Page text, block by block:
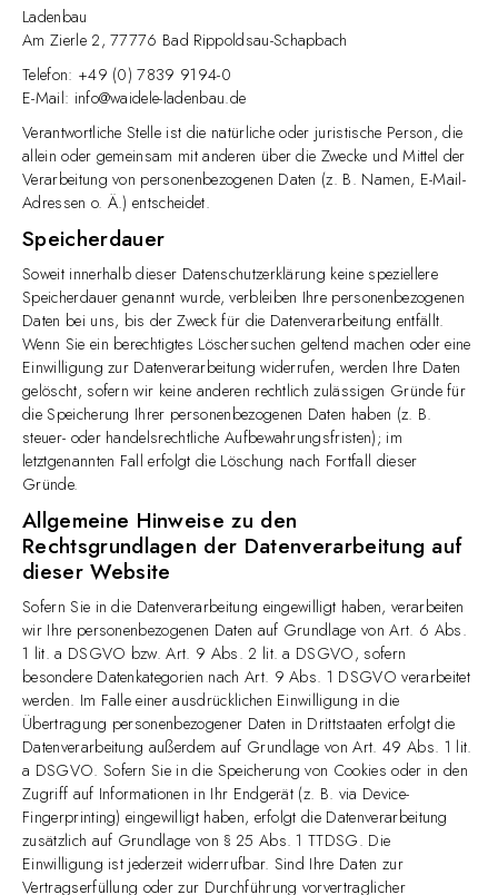
Ladenbau
Am Zierle 2, 77776 Bad Rippoldsau-Schapbach
Telefon: +49 (0) 7839 9194-0
E-Mail: info@waidele-ladenbau.de
Verantwortliche Stelle ist die natürliche oder juristische Person, die
allein oder gemeinsam mit anderen über die Zwecke und Mittel der
Verarbeitung von personenbezogenen Daten (z. B. Namen, E-Mail-
Adressen o. Ä.) entscheidet.
Speicherdauer
Soweit innerhalb dieser Datenschutzerklärung keine speziellere
Speicherdauer genannt wurde, verbleiben Ihre personenbezogenen
Daten bei uns, bis der Zweck für die Datenverarbeitung entfällt.
Wenn Sie ein berechtigtes Löschersuchen geltend machen oder eine
Einwilligung zur Datenverarbeitung widerrufen, werden Ihre Daten
gelöscht, sofern wir keine anderen rechtlich zulässigen Gründe für
die Speicherung Ihrer personenbezogenen Daten haben (z. B.
steuer- oder handelsrechtliche Aufbewahrungsfristen); im
letztgenannten Fall erfolgt die Löschung nach Fortfall dieser
Gründe.
Allgemeine Hinweise zu den
Rechtsgrundlagen der Datenverarbeitung auf
dieser Website
Sofern Sie in die Datenverarbeitung eingewilligt haben, verarbeiten
wir Ihre personenbezogenen Daten auf Grundlage von Art. 6 Abs.
1 lit. a DSGVO bzw. Art. 9 Abs. 2 lit. a DSGVO, sofern
besondere Datenkategorien nach Art. 9 Abs. 1 DSGVO verarbeitet
werden. Im Falle einer ausdrücklichen Einwilligung in die
Übertragung personenbezogener Daten in Drittstaaten erfolgt die
Datenverarbeitung außerdem auf Grundlage von Art. 49 Abs. 1 lit.
a DSGVO. Sofern Sie in die Speicherung von Cookies oder in den
Zugriff auf Informationen in Ihr Endgerät (z. B. via Device-
Fingerprinting) eingewilligt haben, erfolgt die Datenverarbeitung
zusätzlich auf Grundlage von § 25 Abs. 1 TTDSG. Die
Einwilligung ist jederzeit widerrufbar. Sind Ihre Daten zur
Vertragserfüllung oder zur Durchführung vorvertraglicher